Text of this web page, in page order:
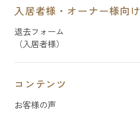
入居者様・オーナー様向け
退去フォーム
（入居者様）
コンテンツ
お客様の声